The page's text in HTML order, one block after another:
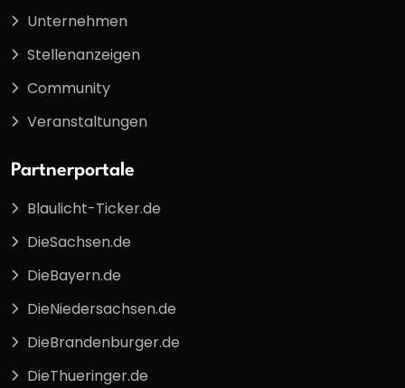
Unternehmen
Stellenanzeigen
Community
Veranstaltungen
Partnerportale
Blaulicht-Ticker.de
DieSachsen.de
DieBayern.de
DieNiedersachsen.de
DieBrandenburger.de
DieThueringer.de